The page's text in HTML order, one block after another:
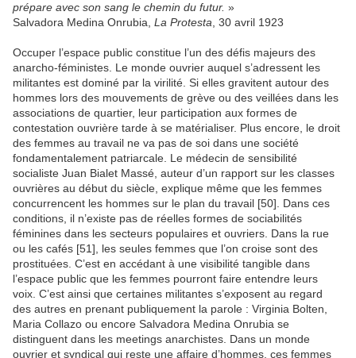
prépare avec son sang le chemin du futur. »
Salvadora Medina Onrubia, La Protesta , 30 avril 1923
Occuper l’espace public constitue l’un des défis majeurs des
anarcho-féministes. Le monde ouvrier auquel s’adressent les
militantes est dominé par la virilité. Si elles gravitent autour des
hommes lors des mouvements de grève ou des veillées dans les
associations de quartier, leur participation aux formes de
contestation ouvrière tarde à se matérialiser. Plus encore, le droit
des femmes au travail ne va pas de soi dans une société
fondamentalement patriarcale. Le médecin de sensibilité
socialiste Juan Bialet Massé, auteur d’un rapport sur les classes
ouvrières au début du siècle, explique même que les femmes
concurrencent les hommes sur le plan du travail [50]. Dans ces
conditions, il n’existe pas de réelles formes de sociabilités
féminines dans les secteurs populaires et ouvriers. Dans la rue
ou les cafés [51], les seules femmes que l’on croise sont des
prostituées. C’est en accédant à une visibilité tangible dans
l’espace public que les femmes pourront faire entendre leurs
voix. C’est ainsi que certaines militantes s’exposent au regard
des autres en prenant publiquement la parole : Virginia Bolten,
Maria Collazo ou encore Salvadora Medina Onrubia se
distinguent dans les meetings anarchistes. Dans un monde
ouvrier et syndical qui reste une affaire d’hommes, ces femmes